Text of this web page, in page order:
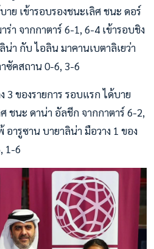
าย เข้ารอบรองชนะเลิศ ชนะ ดอร์
า จากกาตาร์ 6-1, 6-4 เข้ารอบชิง
า กับ ไอลิน มาคานเบตาลิเยว่า
ซัคสถาน 0-6, 3-6
ของรายการ รอบแรก ได้บาย
ชนะ ดาน่า อัลชีก จากกาตาร์ 6-2,
อารูซาน บายาลิน่า มือวาง 1 ของ
1-6